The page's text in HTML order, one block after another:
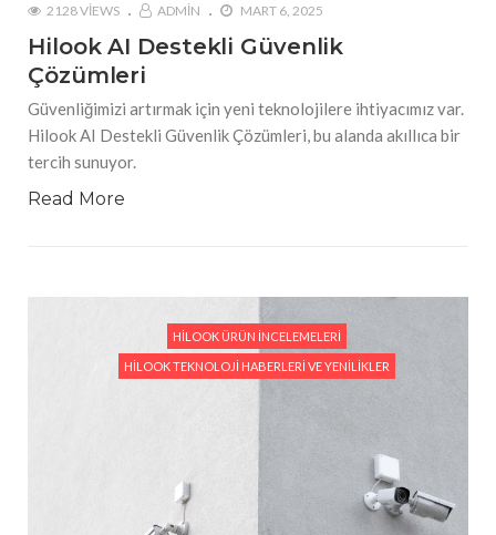
2128 VIEWS ADMIN MART 6, 2025
Hilook AI Destekli Güvenlik
Çözümleri
Güvenliğimizi artırmak için yeni teknolojilere ihtiyacımız var.
Hilook AI Destekli Güvenlik Çözümleri, bu alanda akıllıca bir
tercih sunuyor.
Read More
HILOOK ÜRÜN İNCELEMELERI
HILOOK TEKNOLOJI HABERLERI VE YENILIKLER